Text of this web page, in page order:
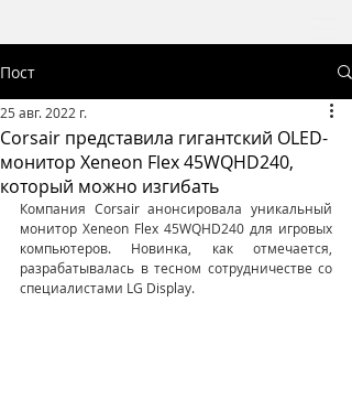
Пост
Corsair представила гигантский OLED-
монитор Xeneon Flex 45WQHD240,
который можно изгибать
25 авг. 2022 г.
Компания Corsair анонсировала уникальный
монитор Xeneon Flex 45WQHD240 для игровых
компьютеров. Новинка, как отмечается,
разрабатывалась в тесном сотрудничестве со
специалистами LG Display.